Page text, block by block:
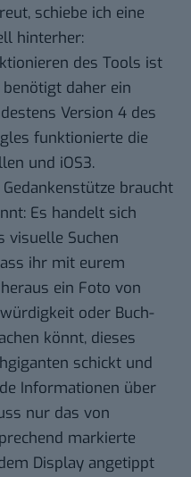
schiebe ich eine
hinterher:
des Tools ist
daher ein
Version 4 des
funktionierte die
und iOS3.
braucht
Es handelt sich
visuelle Suchen
ihr mit eurem
ein Foto von
oder Buch-
könnt, dieses
schickt und
Informationen über
nur das von
markierte
Display angetippt